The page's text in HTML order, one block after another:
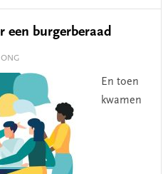
een burgerberaad
En toen
kwamen